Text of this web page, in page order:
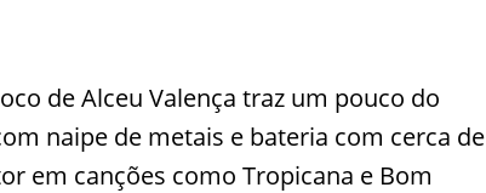
de Alceu Valença traz um pouco do
naipe de metais e bateria com cerca de
em canções como Tropicana e Bom